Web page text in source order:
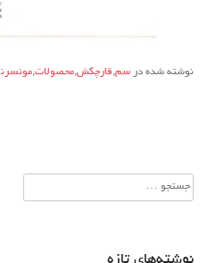
نوشته شده در سم,قارچکش,محصولات,مونسرن
جستجو
برای: